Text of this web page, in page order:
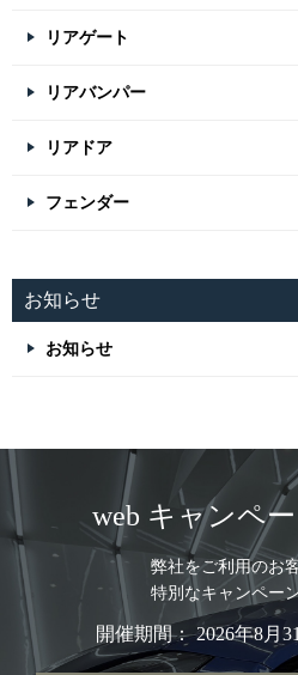
リアゲート
リアバンパー
リアドア
フェンダー
お知らせ
お知らせ
web キャンペ
弊社をご利用のお
特別なキャンペー
開催期間： 2026年8月